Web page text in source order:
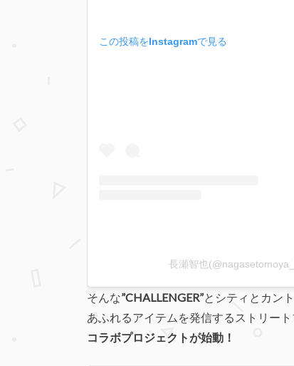
この投稿をInstagramで見る
長瀬智也
そんな”CHALLENGER”とシティとカン
あふれるアイテムを発信するストリート
コラボプロジェクトが始動！